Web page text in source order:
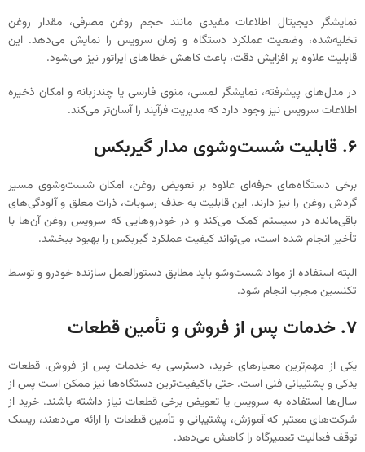
نمایشگر دیجیتال اطلاعات مفیدی مانند حجم روغن مصرفی، مقدار روغن
تخلیه‌شده، وضعیت عملکرد دستگاه و زمان سرویس را نمایش می‌دهد. این
قابلیت علاوه بر افزایش دقت، باعث کاهش خطاهای اپراتور نیز می‌شود.
در مدل‌های پیشرفته، نمایشگر لمسی، منوی فارسی یا چندزبانه و امکان ذخیره
اطلاعات سرویس نیز وجود دارد که مدیریت فرآیند را آسان‌تر می‌کند.
۶. قابلیت شست‌وشوی مدار گیربکس
برخی دستگاه‌های حرفه‌ای علاوه بر تعویض روغن، امکان شست‌وشوی مسیر
گردش روغن را نیز دارند. این قابلیت به حذف رسوبات، ذرات معلق و آلودگی‌های
باقی‌مانده در سیستم کمک می‌کند و در خودروهایی که سرویس روغن آن‌ها با
تأخیر انجام شده است، می‌تواند کیفیت عملکرد گیربکس را بهبود ببخشد.
البته استفاده از مواد شست‌وشو باید مطابق دستورالعمل سازنده خودرو و توسط
تکنسین مجرب انجام شود.
۷. خدمات پس از فروش و تأمین قطعات
یکی از مهم‌ترین معیارهای خرید، دسترسی به خدمات پس از فروش، قطعات
یدکی و پشتیبانی فنی است. حتی باکیفیت‌ترین دستگاه‌ها نیز ممکن است پس از
سال‌ها استفاده به سرویس یا تعویض برخی قطعات نیاز داشته باشند. خرید از
شرکت‌های معتبر که آموزش، پشتیبانی و تأمین قطعات را ارائه می‌دهند، ریسک
توقف فعالیت تعمیرگاه را کاهش می‌دهد.